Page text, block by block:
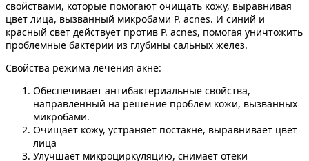
свойствами, которые помогают очищать кожу, выравнивая
цвет лица, вызванный микробами P. acnes. И синий и
красный свет действует против P. acnes, помогая уничтожить
проблемные бактерии из глубины сальных желез.
Свойства режима лечения акне:
Обеспечивает антибактериальные свойства,
направленный на решение проблем кожи, вызванных
микробами.
Очищает кожу, устраняет постакне, выравнивает цвет
лица
Улучшает микроциркуляцию, снимает отеки